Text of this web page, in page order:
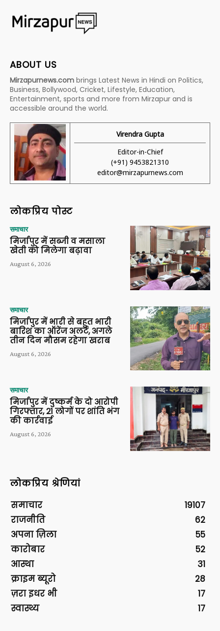
ABOUT US
Mirzapurnews.com brings Latest News in Hindi on Politics,
Business, Bollywood, Cricket, Lifestyle, Education,
Entertainment, sports and more from Mirzapur and is
accessible around the world.
Virendra Gupta
Editor-in-Chief
(+91) 9453821310
editor@mirzapurnews.com
लोकप्रिय पोस्ट
समाचार
मिर्जापुर में सब्जी व मसाला
खेती को मिलेगा बढ़ावा
August 6, 2026
समाचार
मिर्जापुर में भारी से बहुत भारी
बारिश का ऑरेंज अलर्ट, अगले
तीन दिन मौसम रहेगा खराब
August 6, 2026
समाचार
मिर्जापुर में दुष्कर्म के दो आरोपी
गिरफ्तार, 21 लोगों पर शांति भंग
की कार्रवाई
August 6, 2026
लोकप्रिय श्रेणियां
समाचार
19107
राजनीति
62
अपना ज़िला
55
कारोबार
52
आस्था
31
क्राइम ब्यूरो
28
ज़रा इधर भी
17
स्वास्थ्य
17